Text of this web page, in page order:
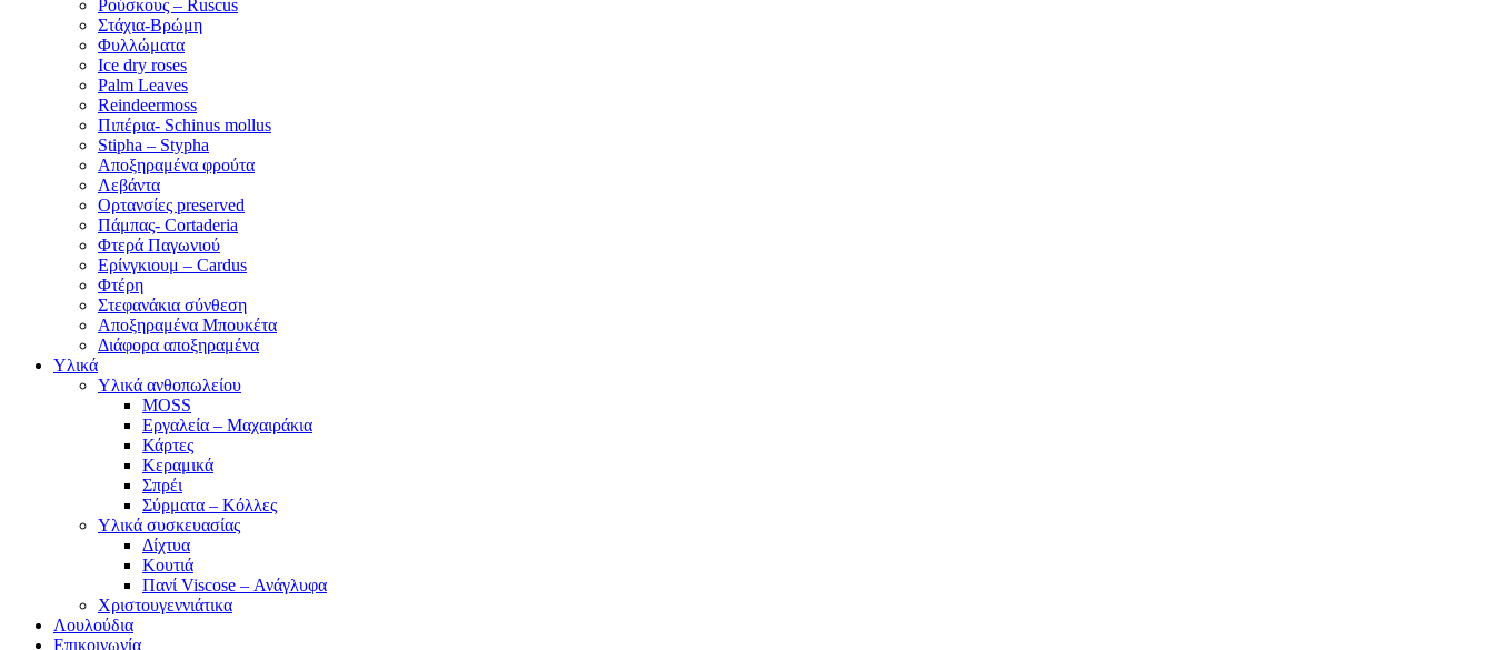
Ρούσκους – Ruscus
Στάχια-Βρώμη
Φυλλώματα
Ice dry roses
Palm Leaves
Reindeermoss
Πιπέρια- Schinus mollus
Stipha – Stypha
Αποξηραμένα φρούτα
Λεβάντα
Ορτανσίες preserved
Πάμπας- Cortaderia
Φτερά Παγωνιού
Ερίνγκιουμ – Cardus
Φτέρη
Στεφανάκια σύνθεση
Αποξηραμένα Μπουκέτα
Διάφορα αποξηραμένα
Υλικά
Υλικά ανθοπωλείου
MOSS
Εργαλεία – Μαχαιράκια
Κάρτες
Κεραμικά
Σπρέι
Σύρματα – Κόλλες
Υλικά συσκευασίας
Δίχτυα
Κουτιά
Πανί Viscose – Ανάγλυφα
Χριστουγεννιάτικα
Λουλούδια
Επικοινωνία